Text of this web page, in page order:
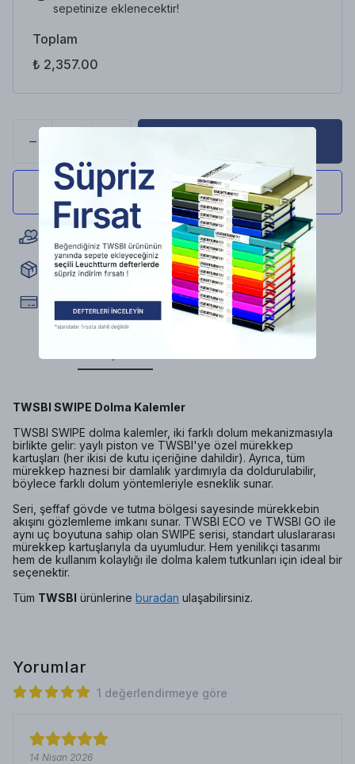
sepetinize eklenecektir!
Toplam
₺ 2,357.00
Aynı Gün Kargo
Vade Farksız 2 veya 3 Taksit
TWSBI SWIPE Dolma Kalemler
TWSBI SWIPE dolma kalemler, iki farklı dolum mekanizmasıyla
birlikte gelir: yaylı piston ve TWSBI'ye özel mürekkep
kartuşları (her ikisi de kutu içeriğine dahildir). Ayrıca, tüm
mürekkep haznesi bir damlalık yardımıyla da doldurulabilir,
böylece farklı dolum yöntemleriyle esneklik sunar.
Seri, şeffaf gövde ve tutma bölgesi sayesinde mürekkebin
akışını gözlemleme imkanı sunar. TWSBI ECO ve TWSBI GO ile
aynı uç boyutuna sahip olan SWIPE serisi, standart uluslararası
mürekkep kartuşlarıyla da uyumludur. Hem yenilikçi tasarımı
hem de kullanım kolaylığı ile dolma kalem tutkunları için ideal bir
seçenektir.
Tüm TWSBI ürünlerine buradan ulaşabilirsiniz.
Yorumlar
1 değerlendirmeye göre
14 Nisan 2026